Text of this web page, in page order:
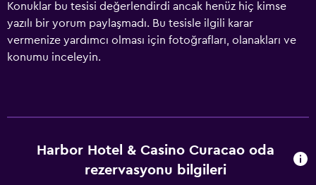
Konuklar bu tesisi değerlendirdi ancak henüz hiç kimse
yazılı bir yorum paylaşmadı. Bu tesisle ilgili karar
vermenize yardımcı olması için fotoğrafları, olanakları ve
konumu inceleyin.
Harbor Hotel & Casino Curacao oda
rezervasyonu bilgileri